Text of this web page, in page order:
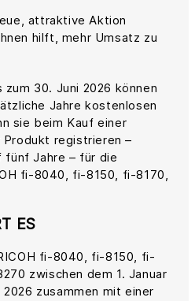
attraktive Aktion
hilft, mehr Umsatz zu
zum 30. Juni 2026 können
Jahre kostenlosen
sie beim Kauf einer
Produkt registrieren –
fünf Jahre – für die
fi‑8040, fi‑8150, fi‑8170,
ES
fi-8040, fi-8150, fi-
zwischen dem 1. Januar
zusammen mit einer